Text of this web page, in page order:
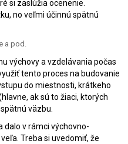
si zaslúžia ocenenie.
no veľmi účinnú spätnú
a pod.
výchovy a vzdelávania počas
tento proces na budovanie
do miestnosti, krátkeho
ak sú to žiaci, ktorých
väzbu.
dalo v rámci výchovno-
Treba si uvedomiť, že